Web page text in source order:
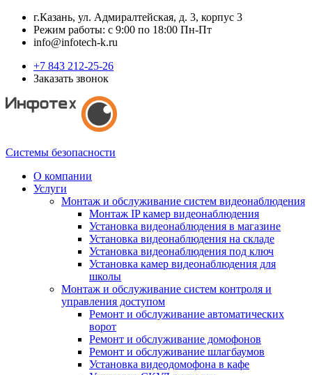
г.Казань, ул. Адмиралтейская, д. 3, корпус 3
Режим работы: с 9:00 по 18:00 Пн-Пт
info@infotech-k.ru
+7 843 212-25-26
Заказать звонок
Системы безопасности
О компании
Услуги
Монтаж и обслуживание систем видеонаблюдения
Монтаж IP камер видеонаблюдения
Установка видеонаблюдения в магазине
Установка видеонаблюдения на складе
Установка видеонаблюдения под ключ
Установка камер видеонаблюдения для
школы
Монтаж и обслуживание систем контроля и
управления доступом
Ремонт и обслуживание автоматических
ворот
Ремонт и обслуживание домофонов
Ремонт и обслуживание шлагбаумов
Установка видеодомофона в кафе